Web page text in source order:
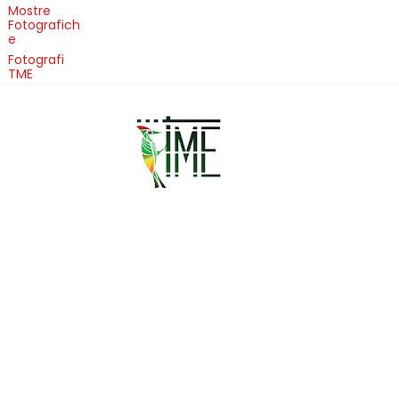
Mostre
Fotografich
e
Fotografi
TME